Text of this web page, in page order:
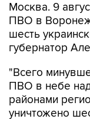
Москва. 9
ПВО в
шесть
губернатор
"Всего
ПВО в небе
районами
уничтожено